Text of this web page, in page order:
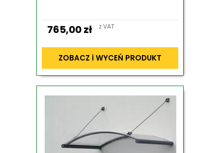
765,00zł z VAT
ZOBACZ i WYCEŃ PRODUKT